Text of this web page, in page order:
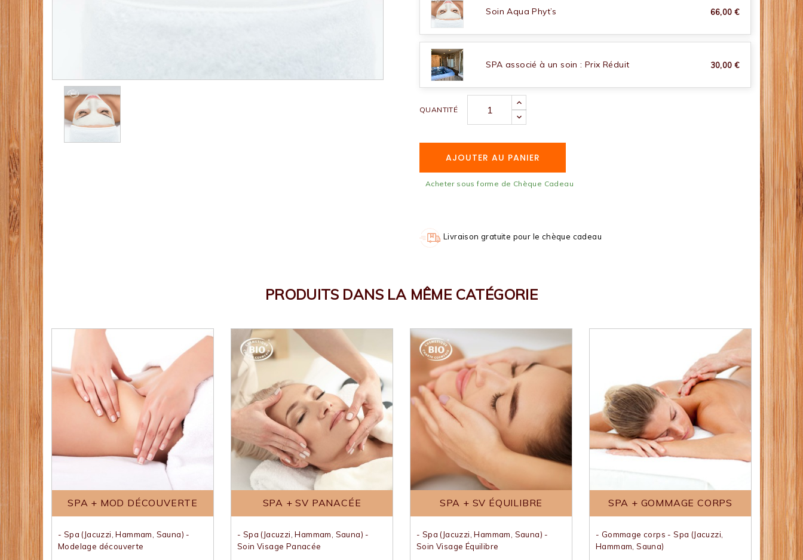
Soin Aqua Phyt’s 66,00 €
SPA associé à un soin : Prix Réduit 30,00 €
QUANTITÉ
AJOUTER AU PANIER
Acheter sous forme de Chèque Cadeau
Livraison gratuite pour le chèque cadeau
PRODUITS DANS LA MÊME CATÉGORIE
SPA + MOD DÉCOUVERTE
- Spa (Jacuzzi, Hammam, Sauna) -
Modelage découverte
SPA + SV PANACÉE
- Spa (Jacuzzi, Hammam, Sauna) -
Soin Visage Panacée
SPA + SV ÉQUILIBRE
- Spa (Jacuzzi, Hammam, Sauna) -
Soin Visage Équilibre
SPA + GOMMAGE CORPS
- Gommage corps - Spa (Jacuzzi,
Hammam, Sauna)